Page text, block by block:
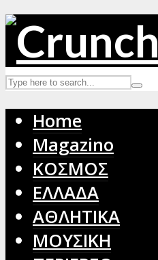
Home
Magazino
ΚΟΣΜΟΣ
ΕΛΛΑΔΑ
ΑΘΛΗΤΙΚΑ
ΜΟΥΣΙΚΗ